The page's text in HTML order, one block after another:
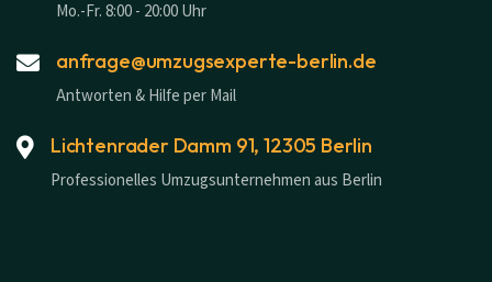
Mo.-Fr. 8:00 - 20:00 Uhr
anfrage@umzugsexperte-berlin.de
Antworten & Hilfe per Mail
Lichtenrader Damm 91, 12305 Berlin
Professionelles Umzugsunternehmen aus Berlin